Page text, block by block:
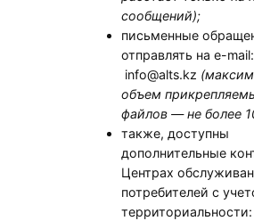
сообщений);
письменные
отправлять на e-mail:
info@alts.kz
объем
файлов — не более
также, доступны
дополнительные
Центрах
потребителей с
территориальности: